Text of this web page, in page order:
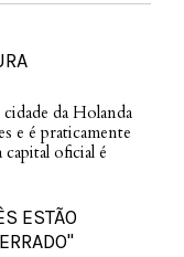
da Holanda
e é praticamente
capital oficial é
ESTÃO